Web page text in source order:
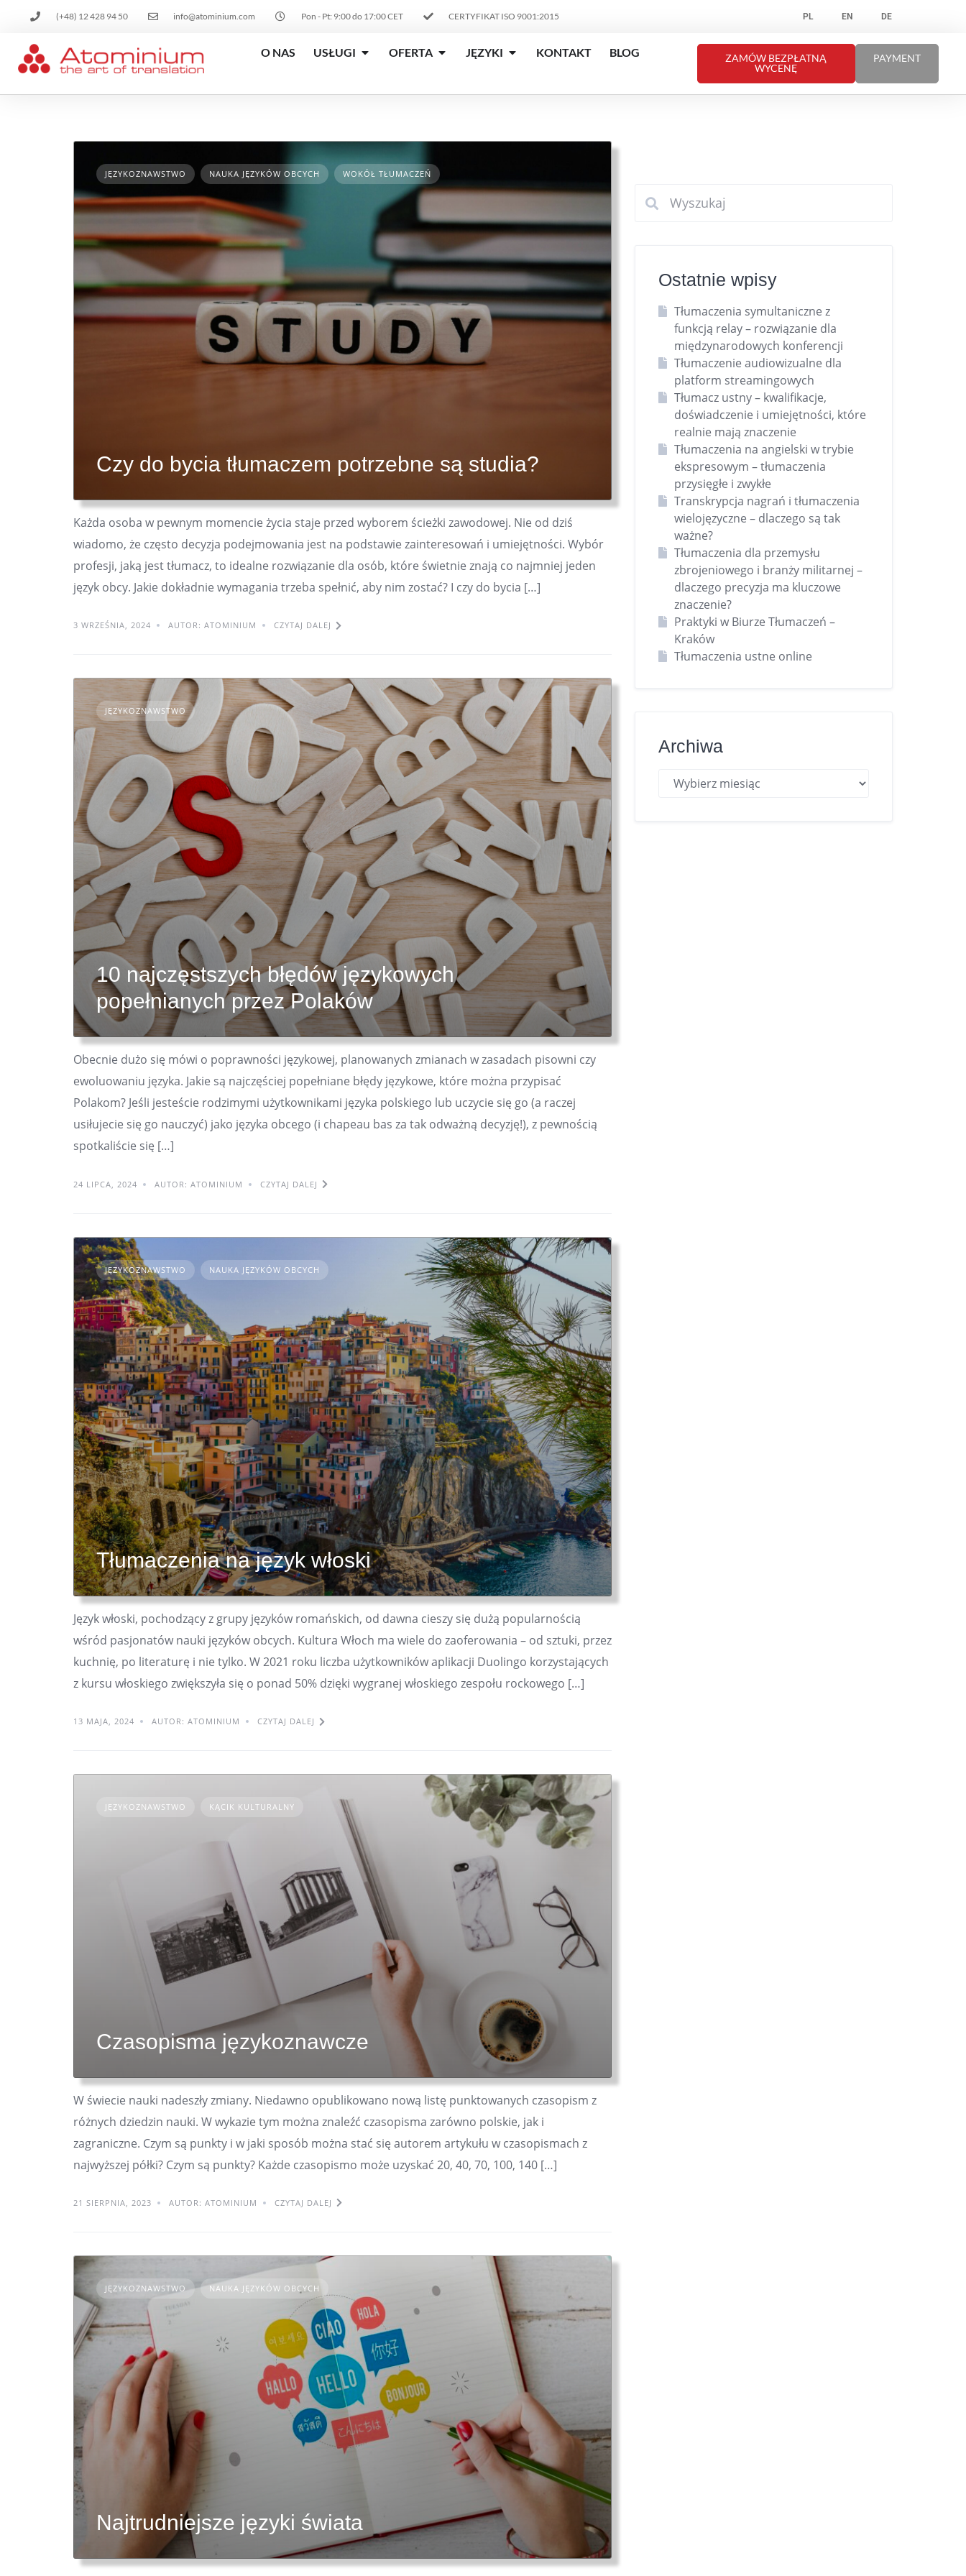
(+48) 12 428 94 50 info@atominium.com Pon - Pt: 9:00 do 17:00 CET CERTYFIKAT ISO 9001:2015 PL EN DE
O NAS USŁUGI OFERTA JĘZYKI KONTAKT BLOG
ZAMÓW BEZPŁATNĄ
WYCENĘ
PAYMENT
JĘZYKOZNAWSTWO NAUKA JĘZYKÓW OBCYCH WOKÓŁ TŁUMACZEŃ
Czy do bycia tłumaczem potrzebne są studia?
Każda osoba w pewnym momencie życia staje przed wyborem ścieżki zawodowej. Nie od dziś
wiadomo, że często decyzja podejmowania jest na podstawie zainteresowań i umiejętności. Wybór
profesji, jaką jest tłumacz, to idealne rozwiązanie dla osób, które świetnie znają co najmniej jeden
język obcy. Jakie dokładnie wymagania trzeba spełnić, aby nim zostać? I czy do bycia […]
3 WRZEŚNIA, 2024 AUTOR: ATOMINIUM CZYTAJ DALEJ
JĘZYKOZNAWSTWO
10 najczęstszych błędów językowych
popełnianych przez Polaków
Obecnie dużo się mówi o poprawności językowej, planowanych zmianach w zasadach pisowni czy
ewoluowaniu języka. Jakie są najczęściej popełniane błędy językowe, które można przypisać
Polakom? Jeśli jesteście rodzimymi użytkownikami języka polskiego lub uczycie się go (a raczej
usiłujecie się go nauczyć) jako języka obcego (i chapeau bas za tak odważną decyzję!), z pewnością
spotkaliście się […]
24 LIPCA, 2024 AUTOR: ATOMINIUM CZYTAJ DALEJ
JĘZYKOZNAWSTWO NAUKA JĘZYKÓW OBCYCH
Tłumaczenia na język włoski
Język włoski, pochodzący z grupy języków romańskich, od dawna cieszy się dużą popularnością
wśród pasjonatów nauki języków obcych. Kultura Włoch ma wiele do zaoferowania – od sztuki, przez
kuchnię, po literaturę i nie tylko. W 2021 roku liczba użytkowników aplikacji Duolingo korzystających
z kursu włoskiego zwiększyła się o ponad 50% dzięki wygranej włoskiego zespołu rockowego […]
13 MAJA, 2024 AUTOR: ATOMINIUM CZYTAJ DALEJ
JĘZYKOZNAWSTWO KĄCIK KULTURALNY
Czasopisma językoznawcze
W świecie nauki nadeszły zmiany. Niedawno opublikowano nową listę punktowanych czasopism z
różnych dziedzin nauki. W wykazie tym można znaleźć czasopisma zarówno polskie, jak i
zagraniczne. Czym są punkty i w jaki sposób można stać się autorem artykułu w czasopismach z
najwyższej półki? Czym są punkty? Każde czasopismo może uzyskać 20, 40, 70, 100, 140 […]
21 SIERPNIA, 2023 AUTOR: ATOMINIUM CZYTAJ DALEJ
JĘZYKOZNAWSTWO NAUKA JĘZYKÓW OBCYCH
Najtrudniejsze języki świata
Ostatnie wpisy
Tłumaczenia symultaniczne z
funkcją relay – rozwiązanie dla
międzynarodowych konferencji
Tłumaczenie audiowizualne dla
platform streamingowych
Tłumacz ustny – kwalifikacje,
doświadczenie i umiejętności, które
realnie mają znaczenie
Tłumaczenia na angielski w trybie
ekspresowym – tłumaczenia
przysięgłe i zwykłe
Transkrypcja nagrań i tłumaczenia
wielojęzyczne – dlaczego są tak
ważne?
Tłumaczenia dla przemysłu
zbrojeniowego i branży militarnej –
dlaczego precyzja ma kluczowe
znaczenie?
Praktyki w Biurze Tłumaczeń –
Kraków
Tłumaczenia ustne online
Archiwa